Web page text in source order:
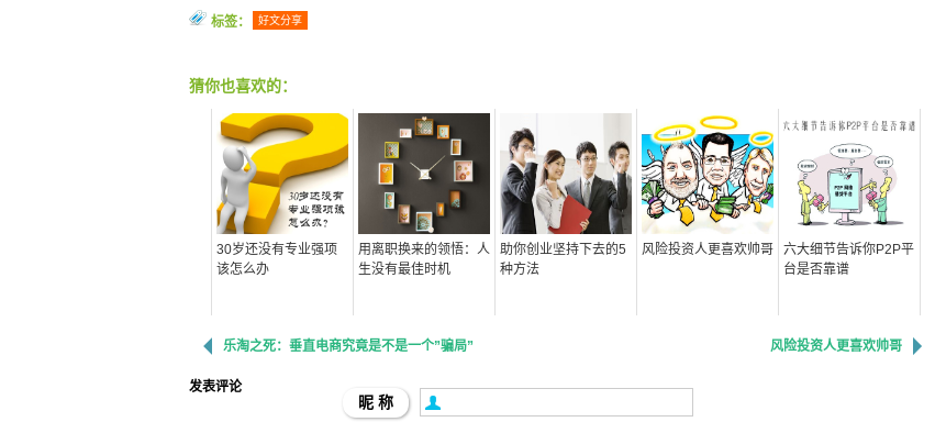
标签： 好文分享
猜你也喜欢的：
30岁还没有专业强项
该怎么办
用离职换来的领悟：人
生没有最佳时机
助你创业坚持下去的5
种方法
风险投资人更喜欢帅哥
六大细节告诉你P2P平
台是否靠谱
乐淘之死：垂直电商究竟是不是一个”骗局” 风险投资人更喜欢帅哥
发表评论
昵 称